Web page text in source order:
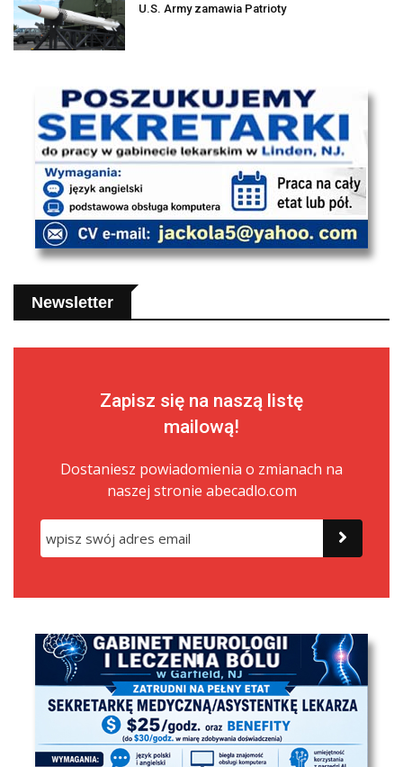
U.S. Army zamawia Patrioty
Newsletter
Zapisz się na naszą listę
mailową!
Dostaniesz powiadomienia o zmianach na
naszej stronie abecadlo.com